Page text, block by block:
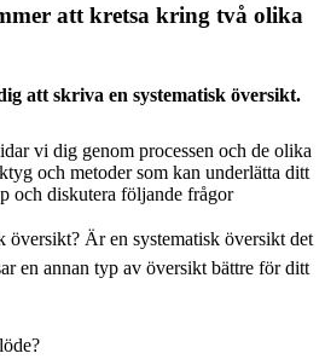
att kretsa kring två olika
att skriva en systematisk översikt.
vi dig genom processen och de olika
och metoder som kan underlätta ditt
och diskutera följande frågor
översikt? Är en systematisk översikt det
en annan typ av översikt bättre för ditt